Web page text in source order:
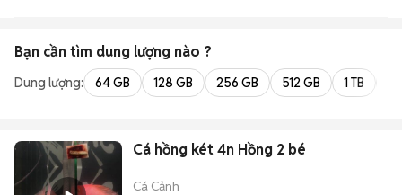
Bạn cần tìm dung lượng nào ?
Dung lượng: 64 GB 128 GB 256 GB 512 GB 1 TB
Cá hồng két 4n Hồng 2 bé
Cá Cảnh